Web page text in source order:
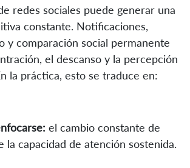
redes sociales puede generar una
constante. Notificaciones,
y comparación social permanente
el descanso y la percepción
la práctica, esto se traduce en:
el cambio constante de
la capacidad de atención sostenida.